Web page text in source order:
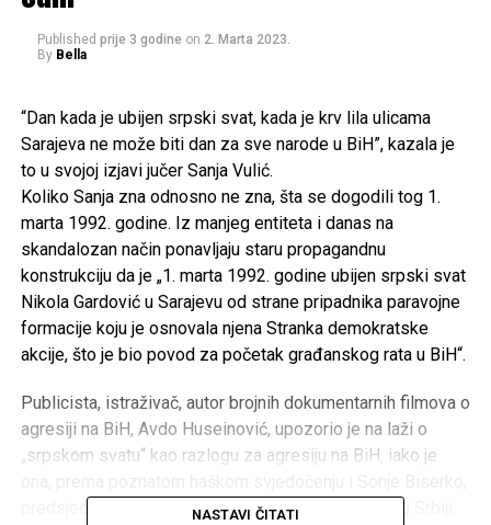
Published prije 3 godine on 2. Marta 2023.
By Bella
“Dan kada je ubijen srpski svat, kada je krv lila ulicama
Sarajeva ne može biti dan za sve narode u BiH”, kazala je
to u svojoj izjavi jučer Sanja Vulić.
Koliko Sanja zna odnosno ne zna, šta se dogodili tog 1.
marta 1992. godine. Iz manjeg entiteta i danas na
skandalozan način ponavljaju staru propagandnu
konstrukciju da je „1. marta 1992. godine ubijen srpski svat
Nikola Gardović u Sarajevu od strane pripadnika paravojne
formacije koju je osnovala njena Stranka demokratske
akcije, što je bio povod za početak građanskog rata u BiH“.
Publicista, istraživač, autor brojnih dokumentarnih filmova o
agresiji na BiH, Avdo Huseinović, upozorio je na laži o
„srpskom svatu“ kao razlogu za agresiju na BiH, iako je
predsjednice Helsinškog odbora za ljudska prava u Srbiji,
NASTAVI ČITATI